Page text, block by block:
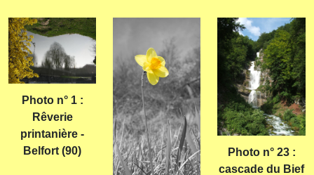
Photo n° 1 :
Rêverie
printanière -
Belfort (90)
Photo n° 23 :
cascade du Bief